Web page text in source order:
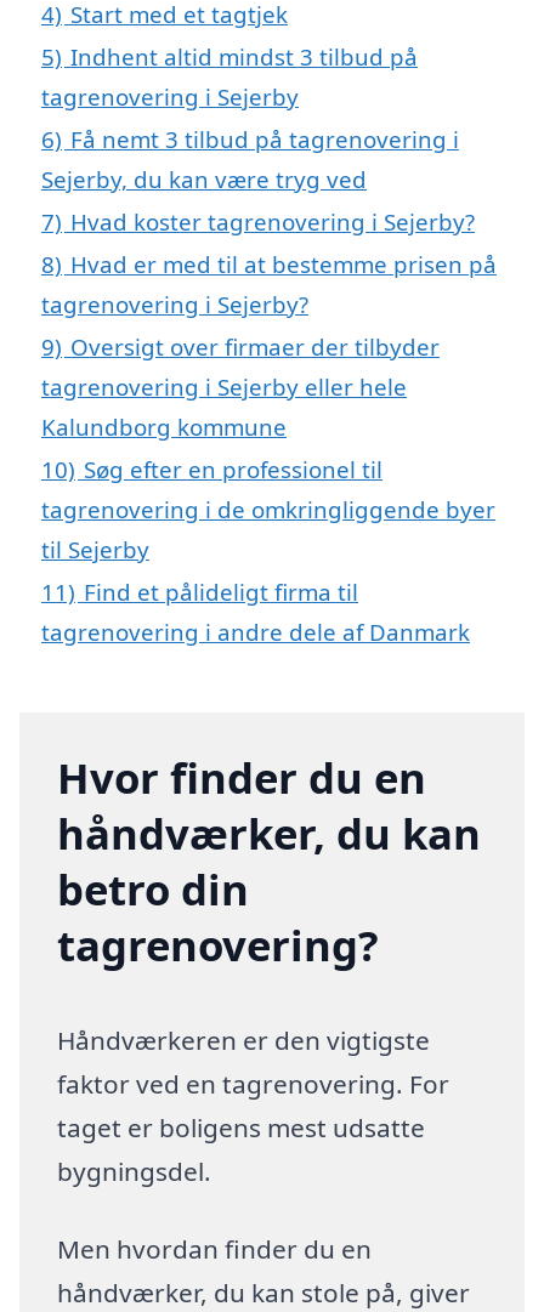
4) Start med et tagtjek
5) Indhent altid mindst 3 tilbud på
tagrenovering i Sejerby
6) Få nemt 3 tilbud på tagrenovering i
Sejerby, du kan være tryg ved
7) Hvad koster tagrenovering i Sejerby?
8) Hvad er med til at bestemme prisen på
tagrenovering i Sejerby?
9) Oversigt over firmaer der tilbyder
tagrenovering i Sejerby eller hele
Kalundborg kommune
10) Søg efter en professionel til
tagrenovering i de omkringliggende byer
til Sejerby
11) Find et pålideligt firma til
tagrenovering i andre dele af Danmark
Hvor finder du en
håndværker, du kan
betro din
tagrenovering?
Håndværkeren er den vigtigste
faktor ved en tagrenovering. For
taget er boligens mest udsatte
bygningsdel.
Men hvordan finder du en
håndværker, du kan stole på, giver